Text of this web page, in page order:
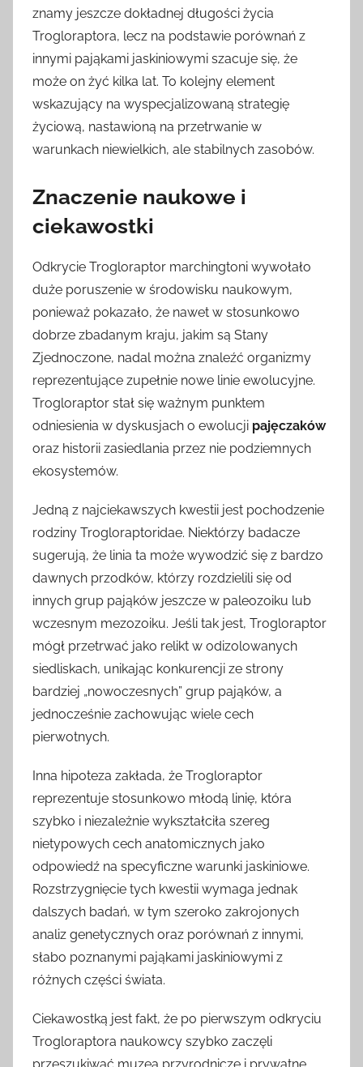
znamy jeszcze dokładnej długości życia
Trogloraptora, lecz na podstawie porównań z
innymi pająkami jaskiniowymi szacuje się, że
może on żyć kilka lat. To kolejny element
wskazujący na wyspecjalizowaną strategię
życiową, nastawioną na przetrwanie w
warunkach niewielkich, ale stabilnych zasobów.
Znaczenie naukowe i
ciekawostki
Odkrycie Trogloraptor marchingtoni wywołało
duże poruszenie w środowisku naukowym,
ponieważ pokazało, że nawet w stosunkowo
dobrze zbadanym kraju, jakim są Stany
Zjednoczone, nadal można znaleźć organizmy
reprezentujące zupełnie nowe linie ewolucyjne.
Trogloraptor stał się ważnym punktem
odniesienia w dyskusjach o ewolucji pajęczaków
oraz historii zasiedlania przez nie podziemnych
ekosystemów.
Jedną z najciekawszych kwestii jest pochodzenie
rodziny Trogloraptoridae. Niektórzy badacze
sugerują, że linia ta może wywodzić się z bardzo
dawnych przodków, którzy rozdzielili się od
innych grup pająków jeszcze w paleozoiku lub
wczesnym mezozoiku. Jeśli tak jest, Trogloraptor
mógł przetrwać jako relikt w odizolowanych
siedliskach, unikając konkurencji ze strony
bardziej „nowoczesnych” grup pająków, a
jednocześnie zachowując wiele cech
pierwotnych.
Inna hipoteza zakłada, że Trogloraptor
reprezentuje stosunkowo młodą linię, która
szybko i niezależnie wykształciła szereg
nietypowych cech anatomicznych jako
odpowiedź na specyficzne warunki jaskiniowe.
Rozstrzygnięcie tych kwestii wymaga jednak
dalszych badań, w tym szeroko zakrojonych
analiz genetycznych oraz porównań z innymi,
słabo poznanymi pająkami jaskiniowymi z
różnych części świata.
Ciekawostką jest fakt, że po pierwszym odkryciu
Trogloraptora naukowcy szybko zaczęli